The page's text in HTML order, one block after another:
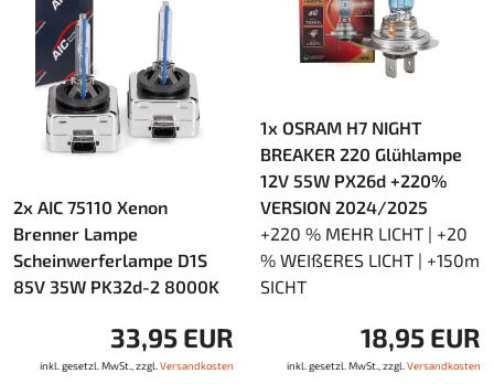
2x AIC 75110 Xenon
Brenner Lampe
Scheinwerferlampe D1S
85V 35W PK32d-2 8000K
33,95 EUR
inkl. gesetzl. MwSt., zzgl. Versandkosten
1x OSRAM H7 NIGHT
BREAKER 220 Glühlampe
12V 55W PX26d +220%
VERSION 2024/2025
+220 % MEHR LICHT | +20
% WEIßERES LICHT | +150m
SICHT
18,95 EUR
inkl. gesetzl. MwSt., zzgl. Versandkosten